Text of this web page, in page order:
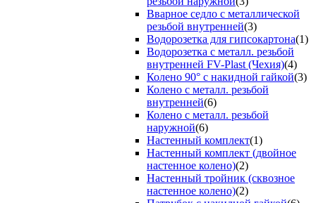
Вварное седло с металлической
резьбой внутренней(3)
Водорозетка для гипсокартона(1)
Водорозетка с металл. резьбой
внутренней FV-Plast (Чехия)(4)
Колено 90° с накидной гайкой(3)
Колено с металл. резьбой
внутренней(6)
Колено с металл. резьбой
наружной(6)
Настенный комплект(1)
Настенный комплект (двойное
настенное колено)(2)
Настенный тройник (сквозное
настенное колено)(2)